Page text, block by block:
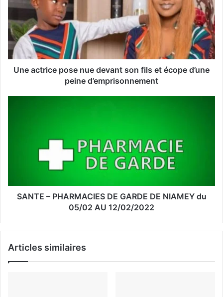
Une actrice pose nue devant son fils et écope d’une
peine d’emprisonnement
SANTE – PHARMACIES DE GARDE DE NIAMEY du
05/02 AU 12/02/2022
Articles similaires